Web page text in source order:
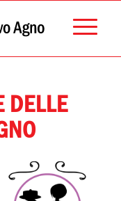
DELLE